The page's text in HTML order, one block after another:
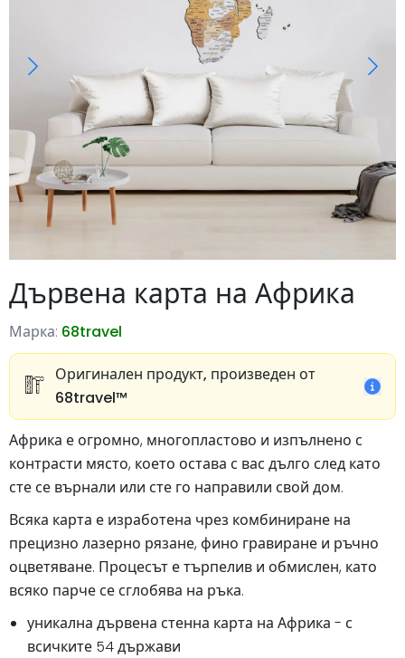
Дървена карта на Африка
Марка: 68travel
Оригинален продукт, произведен от
68travel™️
Африка е огромно, многопластово и изпълнено с
контрасти място, което остава с вас дълго след като
сте се върнали или сте го направили свой дом.
Всяка карта е изработена чрез комбиниране на
прецизно лазерно рязане, фино гравиране и ръчно
оцветяване. Процесът е търпелив и обмислен, като
всяко парче се сглобява на ръка.
уникална дървена стенна карта на Африка - с
всичките 54 държави